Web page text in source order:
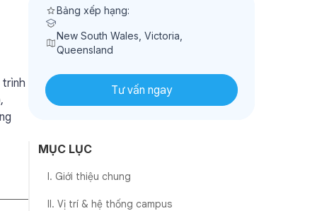
Bảng xếp hạng:
New South Wales, Victoria,
Queensland
Tư vấn ngay
MỤC LỤC
I. Giới thiệu chung
II. Vị trí & hệ thống campus